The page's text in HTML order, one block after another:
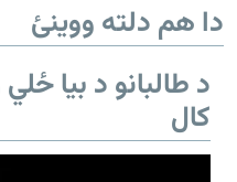
دا هم دلته ووینئ
د طالبانو د بیا
کال